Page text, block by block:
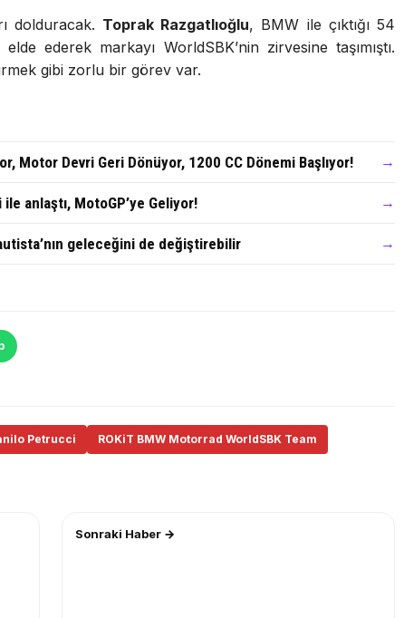
dolduracak. Toprak Razgatlıoğlu, BMW ile çıktığı 54
elde ederek markayı WorldSBK’nin zirvesine taşımıştı.
gibi zorlu bir görev var.
Motor Devri Geri Dönüyor, 1200 CC Dönemi Başlıyor! →
anlaştı, MotoGP’ye Geliyor! →
geleceğini de değiştirebilir →
Petrucci ROKiT BMW Motorrad WorldSBK Team
Sonraki Haber →